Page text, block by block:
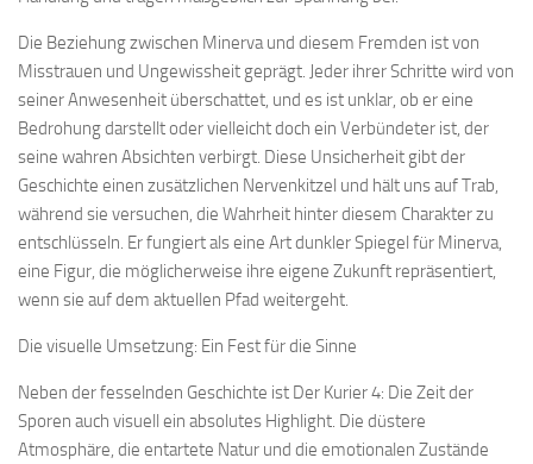
Die Beziehung zwischen Minerva und diesem Fremden ist von
Misstrauen und Ungewissheit geprägt. Jeder ihrer Schritte wird von
seiner Anwesenheit überschattet, und es ist unklar, ob er eine
Bedrohung darstellt oder vielleicht doch ein Verbündeter ist, der
seine wahren Absichten verbirgt. Diese Unsicherheit gibt der
Geschichte einen zusätzlichen Nervenkitzel und hält uns auf Trab,
während sie versuchen, die Wahrheit hinter diesem Charakter zu
entschlüsseln. Er fungiert als eine Art dunkler Spiegel für Minerva,
eine Figur, die möglicherweise ihre eigene Zukunft repräsentiert,
wenn sie auf dem aktuellen Pfad weitergeht.
Die visuelle Umsetzung: Ein Fest für die Sinne
Neben der fesselnden Geschichte ist Der Kurier 4: Die Zeit der
Sporen auch visuell ein absolutes Highlight. Die düstere
Atmosphäre, die entartete Natur und die emotionalen Zustände